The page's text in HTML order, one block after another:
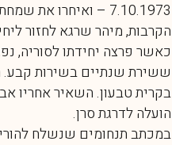
7.10.1973 – ואיחרו
הקרבות, מיהר שרגא לחזור
כאשר פרצה יחידתו לסוריה,
ששירת שנתיים בשירות קבע.
בקרית טבעון. השאיר אחריו
הועלה לדרגת סרן.
במכתב תנחומים שנשלח